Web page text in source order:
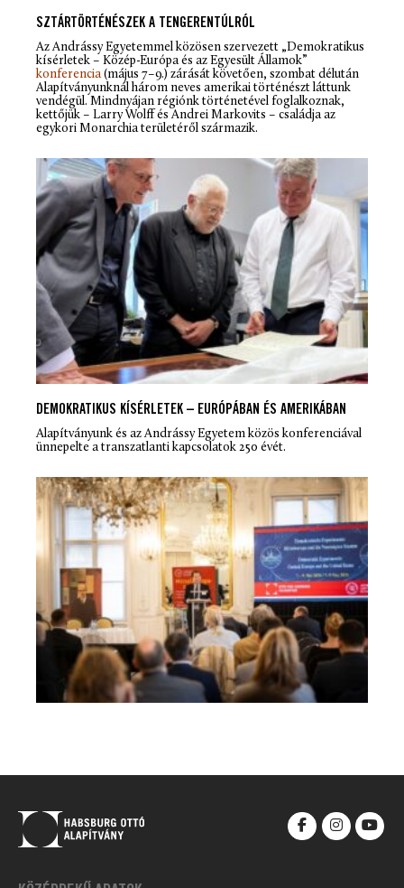
SZTÁRTÖRTÉNÉSZEK A TENGERENTÚLRÓL
Az Andrássy Egyetemmel közösen szervezett „Demokratikus
kísérletek – Közép-Európa és az Egyesült Államok”
konferencia(május 7–9.) zárását követően, szombat délután
Alapítványunknál három neves amerikai történészt láttunk
vendégül. Mindnyájan régiónk történetével foglalkoznak,
kettőjük – Larry Wolff és Andrei Markovits – családja az
egykori Monarchia területéről származik.
DEMOKRATIKUS KÍSÉRLETEK – EURÓPÁBAN ÉS AMERIKÁBAN
Alapítványunk és az Andrássy Egyetem közös konferenciával
ünnepelte a transzatlanti kapcsolatok 250 évét.